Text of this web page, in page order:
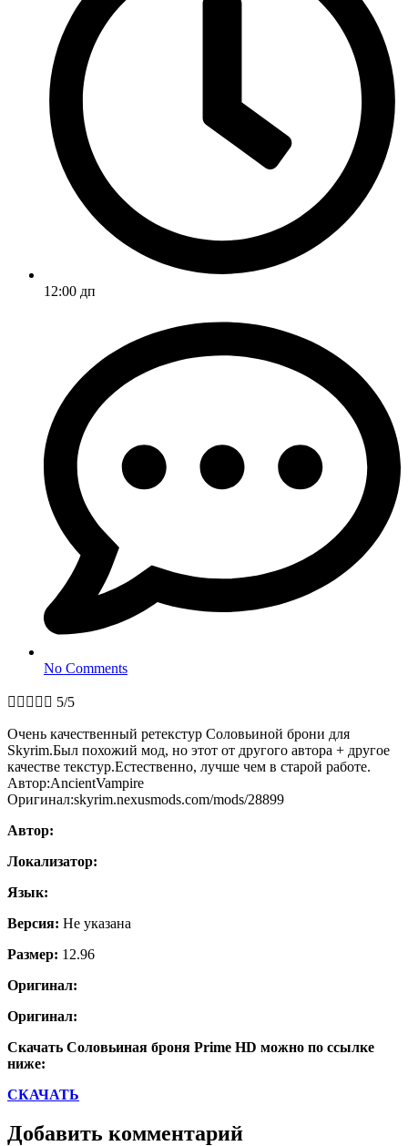
12:00 дп
No Comments
     5/5
Очень качественный ретекстур Соловьиной брони для
Skyrim.Был похожий мод, но этот от другого автора + другое
качестве текстур.Естественно, лучше чем в старой работе.
Автор:AncientVampire
Оригинал:skyrim.nexusmods.com/mods/28899
Автор:
Локализатор:
Язык:
Версия: Не указана
Размер: 12.96
Оригинал:
Оригинал:
Скачать Соловьиная броня Prime HD можно по ссылке
ниже:
СКАЧАТЬ
Добавить комментарий